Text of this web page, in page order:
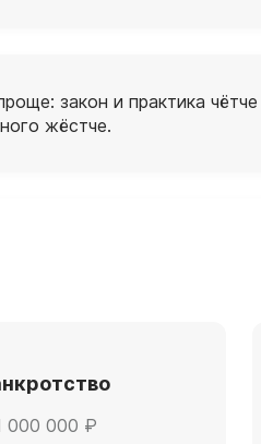
закон и практика
жёстче.
000 000 ₽